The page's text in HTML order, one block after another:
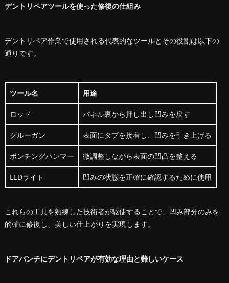
デントリペアツールを使った修復の仕組み
デントリペア作業で使用される代表的なツールとその役割は以下の
通りです。
ツール名 用途
ロッド パネル裏から押し出し凹みを戻す
グルーガン 表面にタブを接着し、凹みを引き上げる
ポンチングハンマー 微調整しながら表面の凹凸を整える
LEDライト 凹みの状態を正確に確認するために使用
これらの工具を熟練した技術者が駆使することで、凹み部分のみを
的確に修復し、美しい仕上がりを実現します。
ドアパンチにデントリペアが有効な理由と難しいケース